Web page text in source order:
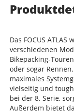
Das FOCUS
verschiedenen
Bikepacking-
oder sogar
maximales
vielseitig und
bei der 8. Serie,
Außerdem bietet